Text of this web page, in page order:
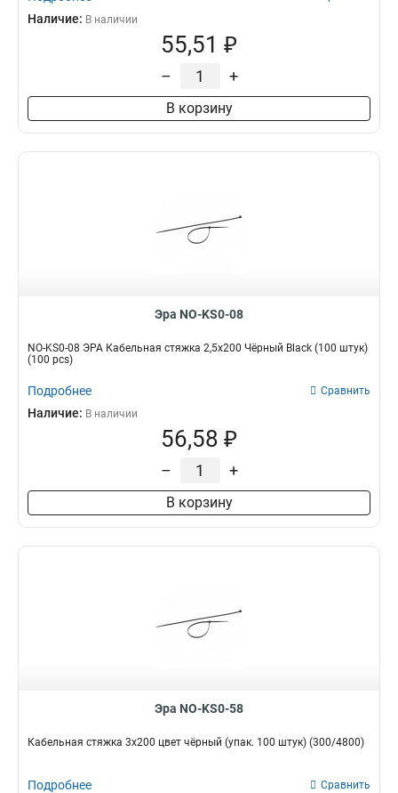
Наличие: В наличии
55,51 ₽
– +
В корзину
Эра NO-KS0-08
NO-KS0-08 ЭРА Кабельная стяжка 2,5х200 Чёрный Black (100 штук)
(100 pcs)
Подробнее Сравнить
Наличие: В наличии
56,58 ₽
– +
В корзину
Эра NO-KS0-58
Кабельная стяжка 3x200 цвет чёрный (упак. 100 штук) (300/4800)
Подробнее Сравнить